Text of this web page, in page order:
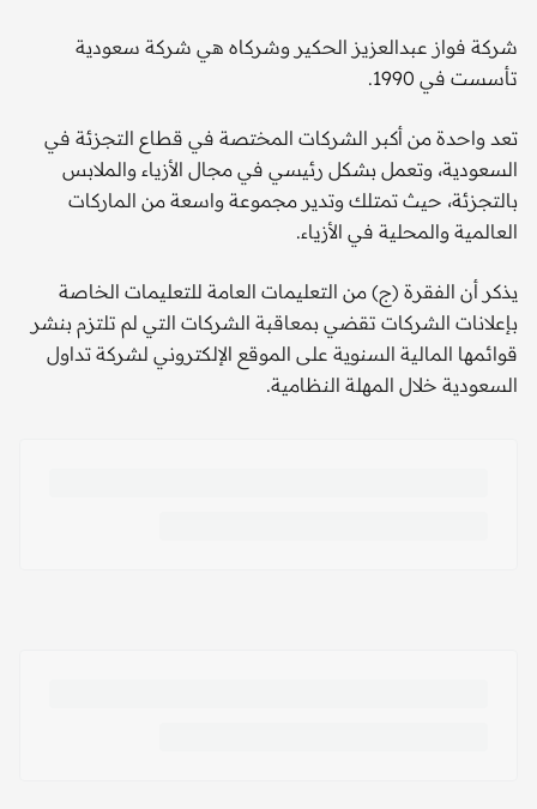
شركة فواز عبدالعزيز الحكير وشركاه هي شركة سعودية
تأسست في 1990.
تعد واحدة من أكبر الشركات المختصة في قطاع التجزئة في
السعودية، وتعمل بشكل رئيسي في مجال الأزياء والملابس
بالتجزئة، حيث تمتلك وتدير مجموعة واسعة من الماركات
العالمية والمحلية في الأزياء.
يذكر أن الفقرة (ج) من التعليمات العامة للتعليمات الخاصة
بإعلانات الشركات تقضي بمعاقبة الشركات التي لم تلتزم بنشر
قوائمها المالية السنوية على الموقع الإلكتروني لشركة تداول
السعودية خلال المهلة النظامية.​